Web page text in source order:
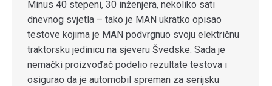
Minus 40 stepeni, 30 inženjera, nekoliko sati
dnevnog svjetla – tako je MAN ukratko opisao
testove kojima je MAN podvrgnuo svoju električnu
traktorsku jedinicu na sjeveru Švedske. Sada je
nemački proizvođač podelio rezultate testova i
osigurao da je automobil spreman za serijsku